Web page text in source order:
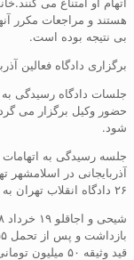
هستند و مراجعات مکرر
بی نتیجه بوده است.
برگزاری دادگاه فعالین
جلسات دادگاه رسیدگی به
حضور وکیل برگزار می
شود.
جلسه رسیدگی به اتهامات
۲۶ دادگاه انقلاب تهران به ریاست قاضی پیر عباسی برگزار شده است.
قید وثیقه ۵۰ میلیون تومانی آزاد شده بودند.